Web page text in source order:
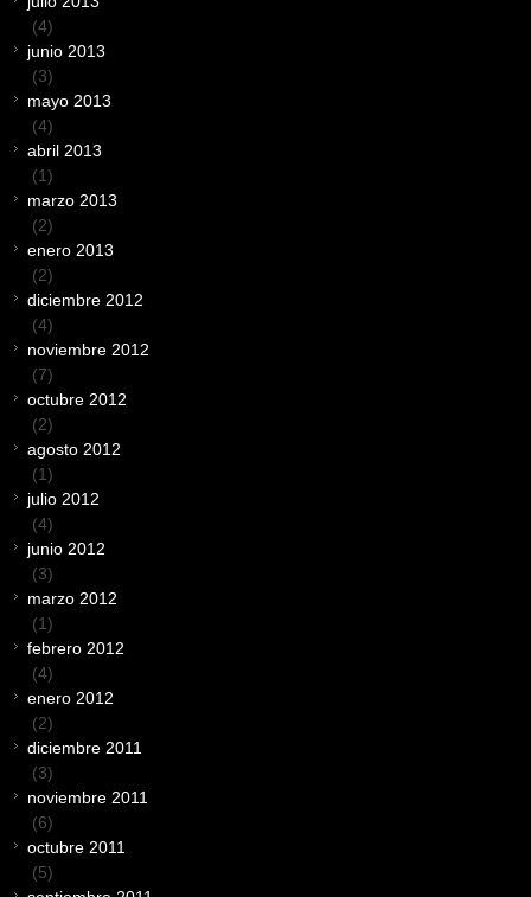
(4)
junio 2013
(3)
mayo 2013
(4)
abril 2013
(1)
marzo 2013
(2)
enero 2013
(2)
diciembre 2012
(4)
noviembre 2012
(7)
octubre 2012
(2)
agosto 2012
(1)
julio 2012
(4)
junio 2012
(3)
marzo 2012
(1)
febrero 2012
(4)
enero 2012
(2)
diciembre 2011
(3)
noviembre 2011
(6)
octubre 2011
(5)